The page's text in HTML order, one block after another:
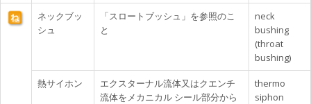
ネックブッ
シュ
「スロートブッシュ」を参照のこ
と
neck
bushing
(throat
bushing)
熱サイホン
エクスターナル流体又はクエンチ
流体をメカニカル シール部分から
thermo
siphon